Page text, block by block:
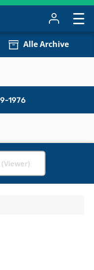
Alle Archive
1976